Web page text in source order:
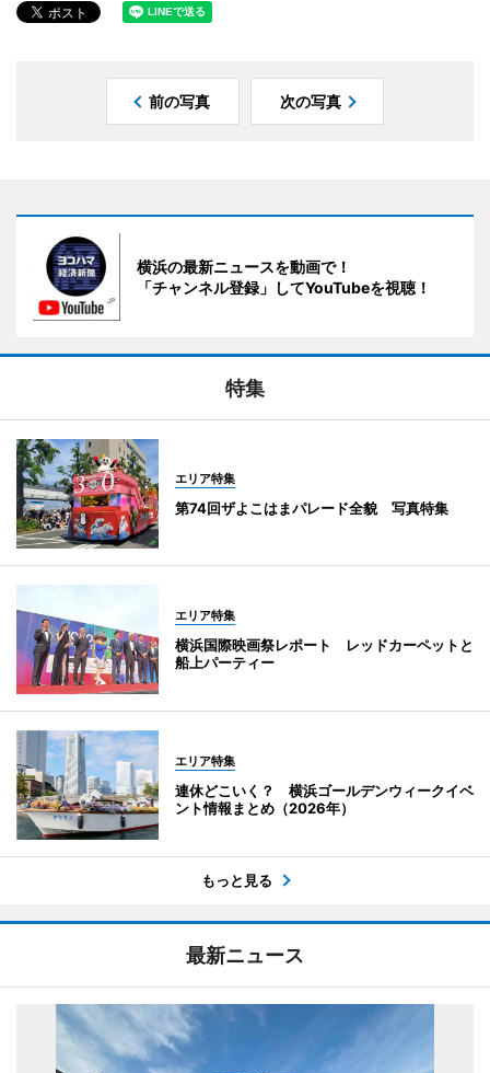
前の写真 次の写真
横浜の最新ニュースを動画で！
「チャンネル登録」してYouTubeを視聴！
特集
エリア特集
第74回ザよこはまパレード全貌 写真特集
エリア特集
横浜国際映画祭レポート レッドカーペットと
船上パーティー
エリア特集
連休どこいく？ 横浜ゴールデンウィークイベ
ント情報まとめ（2026年）
もっと見る
最新ニュース